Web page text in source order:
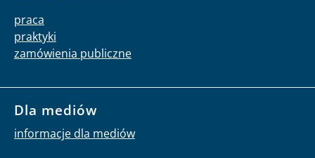
praca
praktyki
zamówienia publiczne
Dla mediów
informacje dla mediów